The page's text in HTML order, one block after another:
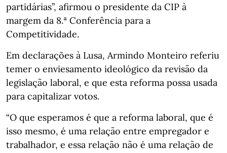
partidárias”, afirmou o presidente da CIP à
margem da 8.ª Conferência para a
Competitividade.
Em declarações à Lusa, Armindo Monteiro referiu
temer o enviesamento ideológico da revisão da
legislação laboral, e que esta reforma possa usada
para capitalizar votos.
“O que esperamos é que a reforma laboral, que é
isso mesmo, é uma relação entre empregador e
trabalhador, e essa relação não é uma relação de